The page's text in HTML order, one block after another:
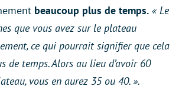
beaucoup plus de temps. « Le
que vous avez sur le plateau
ce qui pourrait signifier que cela
de temps. Alors au lieu d’avoir 60
vous en aurez 35 ou 40. ».